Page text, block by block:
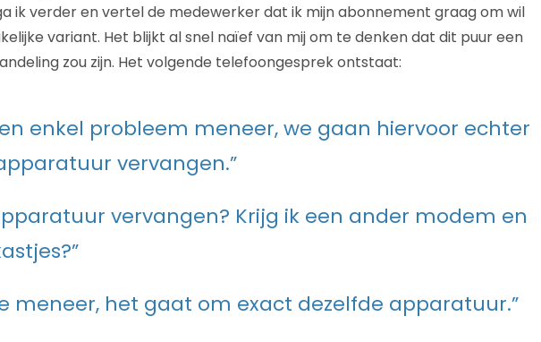
ik verder en vertel de medewerker dat ik mijn abonnement graag om wil
variant. Het blijkt al snel naïef van mij om te denken dat dit puur een
zou zijn. Het volgende telefoongesprek ontstaat:
enkel probleem meneer, we gaan hiervoor echter
vervangen.”
vervangen? Krijg ik een ander modem en
meneer, het gaat om exact dezelfde apparatuur.”